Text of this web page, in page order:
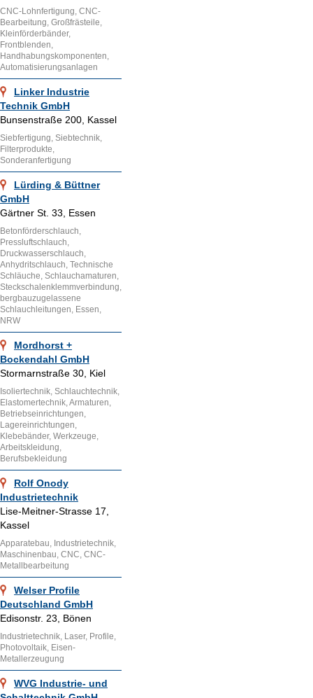
CNC-Lohnfertigung, CNC-
Bearbeitung, Großfrästeile,
Kleinförderbänder,
Frontblenden,
Handhabungskomponenten,
Automatisierungsanlagen
Linker Industrie
Technik GmbH
Bunsenstraße 200, Kassel
Siebfertigung, Siebtechnik,
Filterprodukte,
Sonderanfertigung
Lürding & Büttner
GmbH
Gärtner St. 33, Essen
Betonförderschlauch,
Pressluftschlauch,
Druckwasserschlauch,
Anhydritschlauch, Technische
Schläuche, Schlauchamaturen,
Steckschalenklemmverbindung,
bergbauzugelassene
Schlauchleitungen, Essen,
NRW
Mordhorst +
Bockendahl GmbH
Stormarnstraße 30, Kiel
Isoliertechnik, Schlauchtechnik,
Elastomertechnik, Armaturen,
Betriebseinrichtungen,
Lagereinrichtungen,
Klebebänder, Werkzeuge,
Arbeitskleidung,
Berufsbekleidung
Rolf Onody
Industrietechnik
Lise-Meitner-Strasse 17,
Kassel
Apparatebau, Industrietechnik,
Maschinenbau, CNC, CNC-
Metallbearbeitung
Welser Profile
Deutschland GmbH
Edisonstr. 23, Bönen
Industrietechnik, Laser, Profile,
Photovoltaik, Eisen-
Metallerzeugung
WVG Industrie- und